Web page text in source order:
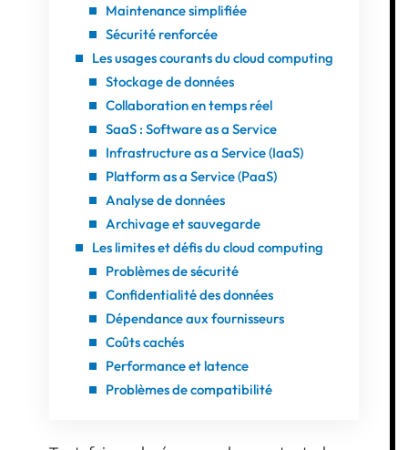
Maintenance simplifiée
Sécurité renforcée
Les usages courants du cloud computing
Stockage de données
Collaboration en temps réel
SaaS : Software as a Service
Infrastructure as a Service (IaaS)
Platform as a Service (PaaS)
Analyse de données
Archivage et sauvegarde
Les limites et défis du cloud computing
Problèmes de sécurité
Confidentialité des données
Dépendance aux fournisseurs
Coûts cachés
Performance et latence
Problèmes de compatibilité